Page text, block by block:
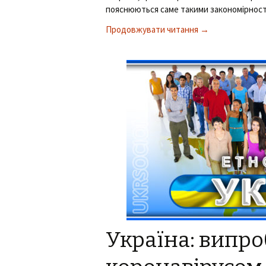
пояснюються саме такими
Продовжувати читання Продовжуємо про
→
Україна: